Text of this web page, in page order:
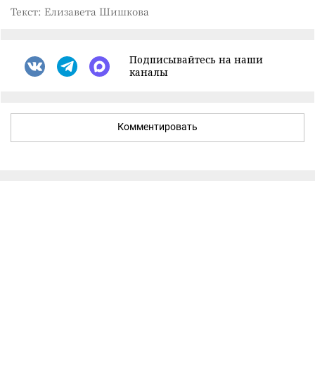
Текст: Елизавета Шишкова
Подписывайтесь на наши
каналы
Комментировать